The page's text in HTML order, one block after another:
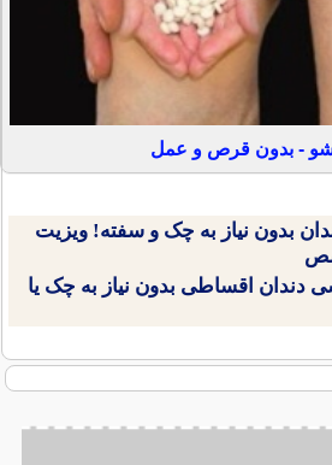
شو - بدون قرص و عمل
بدون نیاز به چک و سفته! ویزیت
دندان اقساطی بدون نیاز به چک یا